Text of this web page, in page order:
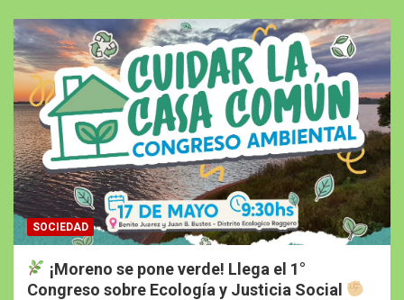
SOCIEDAD
¡Moreno se pone verde! Llega el 1°
Congreso sobre Ecología y Justicia Social